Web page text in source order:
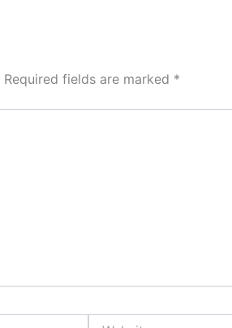
Required fields are marked *